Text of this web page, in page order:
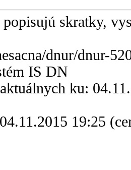
popisujú skratky,
dnur/dnur-
IS DN
ku:
19:25